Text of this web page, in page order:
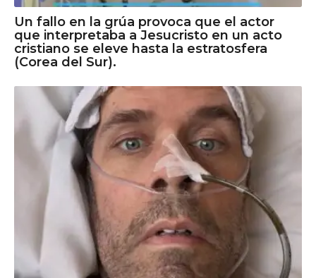
Un fallo en la grúa provoca que el actor
que interpretaba a Jesucristo en un acto
cristiano se eleve hasta la estratosfera
(Corea del Sur).